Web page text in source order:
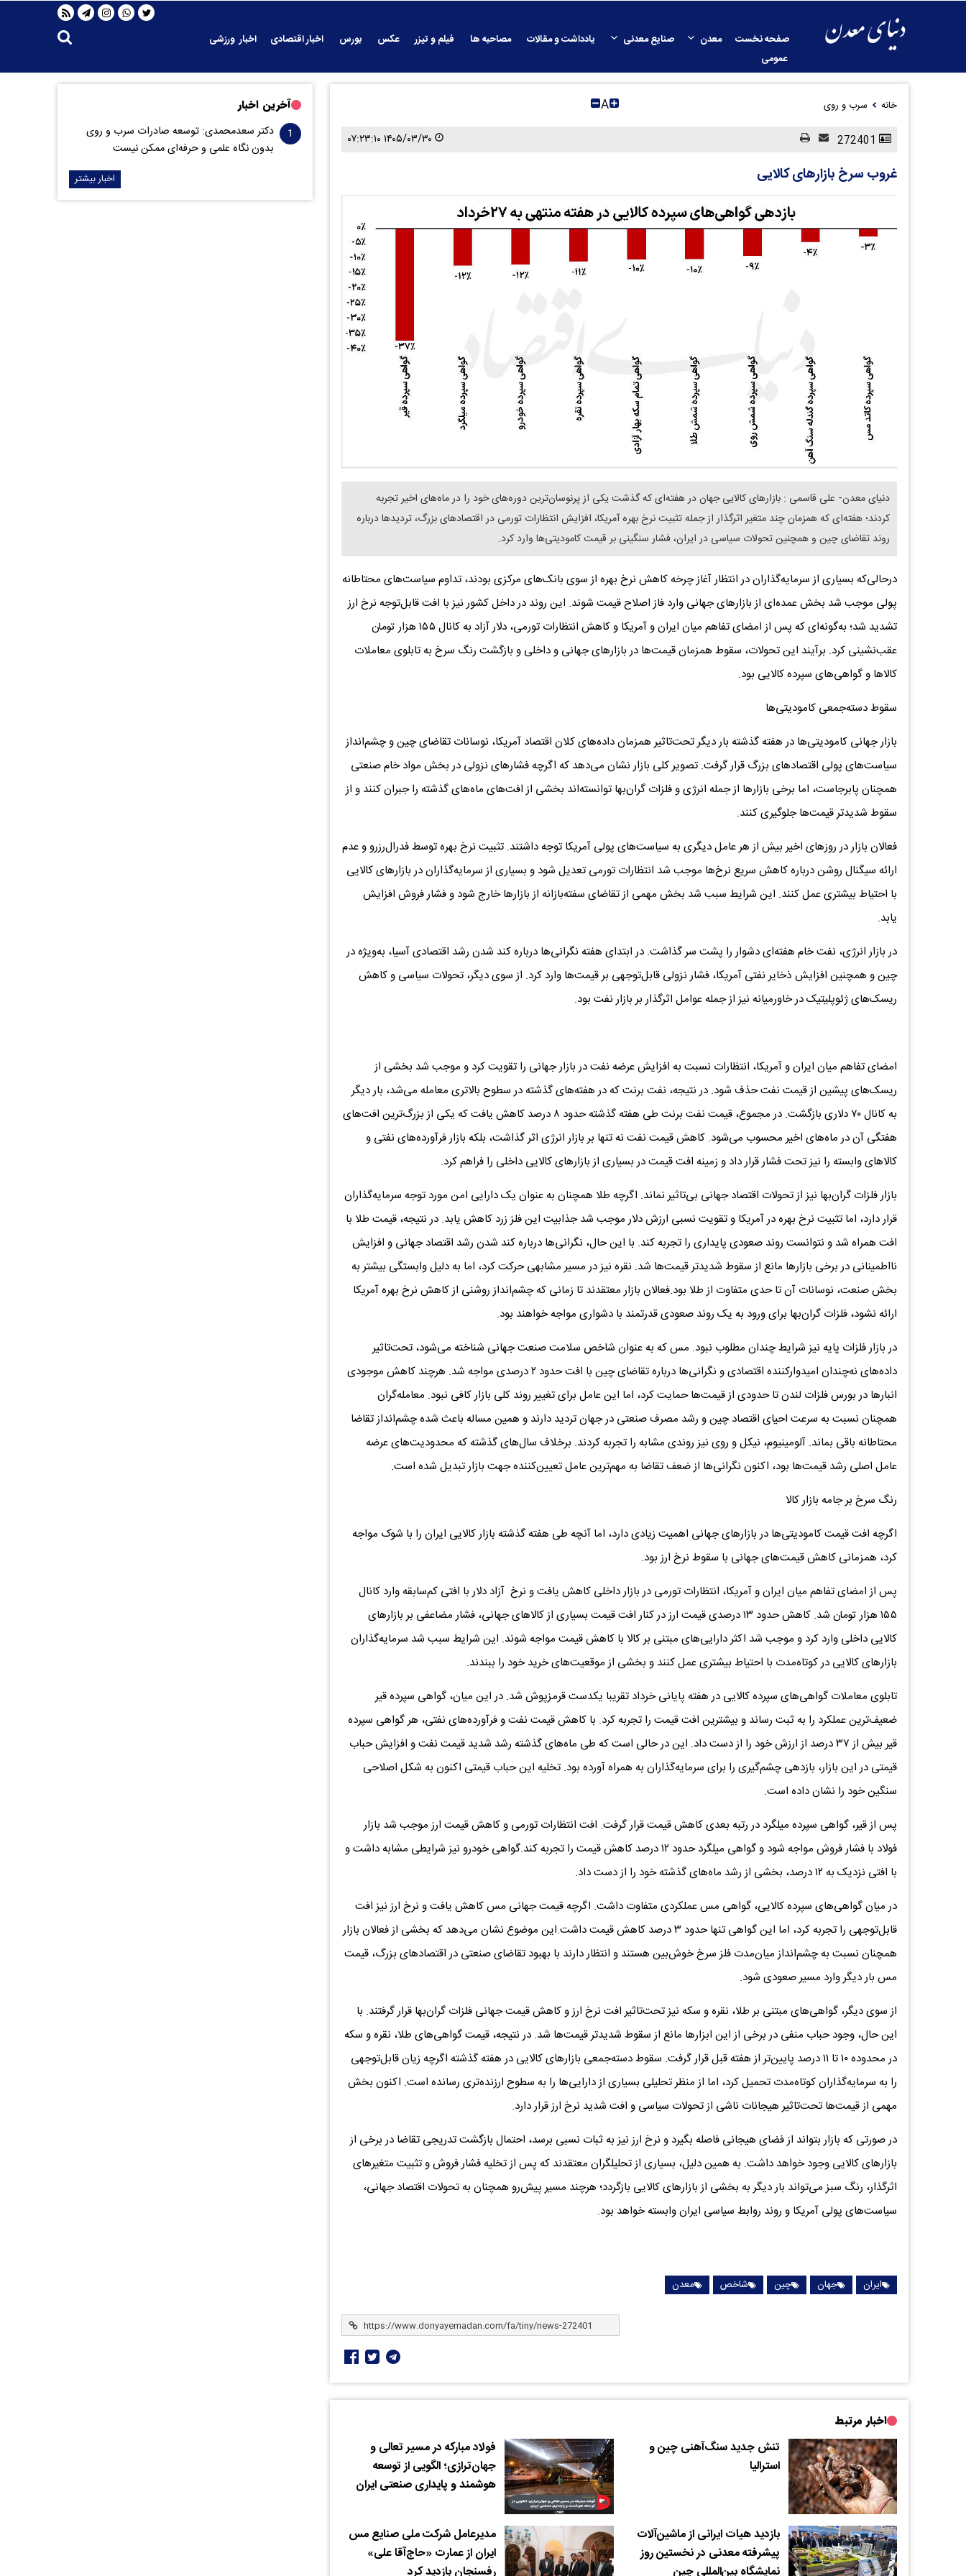
صفحه نخست معدن صنایع معدنی یادداشت و مقالات مصاحبه ها فیلم و تیزر عکس بورس اخبار اقتصادی
اخبار ورزشی
عمومی
خانه سرب و روی A
۱۴۰۵/۰۳/۳۰ ۰۷:۲۳:۱۰
غروب سرخ بازارهای کالایی
دنیای معدن- علی قاسمی : بازارهای کالایی جهان در هفته‌ای که گذشت یکی از پرنوسان‌ترین دوره‌های خود را در ماه‌های اخیر تجربه
کردند؛ هفته‌ای که همزمان چند متغیر اثرگذار از جمله تثبیت نرخ بهره آمریکا، افزایش انتظارات تورمی در اقتصادهای بزرگ، تردیدها درباره
روند تقاضای چین و همچنین تحولات سیاسی در ایران، فشار سنگینی بر قیمت کامودیتی‌ها وارد کرد.
درحالی‌که بسیاری از سرمایه‌گذاران در انتظار آغاز چرخه کاهش نرخ بهره از سوی بانک‌های مرکزی بودند، تداوم سیاست‌های محتاطانه
پولی موجب شد بخش عمده‌ای از بازارهای جهانی وارد فاز اصلاح قیمت شوند. این روند در داخل کشور نیز با افت قابل‌توجه نرخ ارز
تشدید شد؛ به‌گونه‌ای که پس از امضای تفاهم میان ایران و آمریکا و کاهش انتظارات تورمی، دلار آزاد به کانال ۱۵۵ هزار تومان
عقب‌نشینی کرد. برآیند این تحولات، سقوط همزمان قیمت‌ها در بازارهای جهانی و داخلی و بازگشت رنگ سرخ به تابلوی معاملات
کالاها و گواهی‌های سپرده کالایی بود.
سقوط دسته‌جمعی کامودیتی‌ها
بازار جهانی کامودیتی‌ها در هفته گذشته بار دیگر تحت‌تاثیر همزمان داده‌های کلان اقتصاد آمریکا، نوسانات تقاضای چین و چشم‌انداز
سیاست‌های پولی اقتصادهای بزرگ قرار گرفت. تصویر کلی بازار نشان می‌دهد که اگرچه فشارهای نزولی در بخش مواد خام صنعتی
همچنان پابرجاست، اما برخی بازارها از جمله انرژی و فلزات گران‌بها توانسته‌اند بخشی از افت‌های ماه‌های گذشته را جبران کنند و از
سقوط شدیدتر قیمت‌ها جلوگیری کنند.
فعالان بازار در روزهای اخیر بیش از هر عامل دیگری به سیاست‌های پولی آمریکا توجه داشتند. تثبیت نرخ بهره توسط فدرال‌رزرو و عدم
ارائه سیگنال روشن درباره کاهش سریع نرخ‌ها موجب شد انتظارات تورمی تعدیل شود و بسیاری از سرمایه‌گذاران در بازارهای کالایی
با احتیاط بیشتری عمل کنند. این شرایط سبب شد بخش مهمی از تقاضای سفته‌بازانه از بازارها خارج شود و فشار فروش افزایش
یابد.
در بازار انرژی، نفت خام هفته‌ای دشوار را پشت سر گذاشت. در ابتدای هفته نگرانی‌ها درباره کند شدن رشد اقتصادی آسیا، به‌ویژه در
چین و همچنین افزایش ذخایر نفتی آمریکا، فشار نزولی قابل‌توجهی بر قیمت‌ها وارد کرد. از سوی دیگر، تحولات سیاسی و کاهش
ریسک‌های ژئوپلیتیک در خاورمیانه نیز از جمله عوامل اثرگذار بر بازار نفت بود.
امضای تفاهم میان ایران و آمریکا، انتظارات نسبت به افزایش عرضه نفت در بازار جهانی را تقویت کرد و موجب شد بخشی از
ریسک‌های پیشین از قیمت نفت حذف شود. در نتیجه، نفت برنت که در هفته‌های گذشته در سطوح بالاتری معامله می‌شد، بار دیگر
به کانال ۷۰ دلاری بازگشت. در مجموع، قیمت نفت برنت طی هفته گذشته حدود ۸ درصد کاهش یافت که یکی از بزرگ‌ترین افت‌های
هفتگی آن در ماه‌های اخیر محسوب می‌شود. کاهش قیمت نفت نه تنها بر بازار انرژی اثر گذاشت، بلکه بازار فرآورده‌های نفتی و
کالاهای وابسته را نیز تحت فشار قرار داد و زمینه افت قیمت در بسیاری از بازارهای کالایی داخلی را فراهم کرد.
بازار فلزات گران‌بها نیز از تحولات اقتصاد جهانی بی‌تاثیر نماند. اگرچه طلا همچنان به عنوان یک دارایی امن مورد توجه سرمایه‌گذاران
قرار دارد، اما تثبیت نرخ بهره در آمریکا و تقویت نسبی ارزش دلار موجب شد جذابیت این فلز زرد کاهش یابد. در نتیجه، قیمت طلا با
افت همراه شد و نتوانست روند صعودی پایداری را تجربه کند. با این حال، نگرانی‌ها درباره کند شدن رشد اقتصاد جهانی و افزایش
نااطمینانی در برخی بازارها مانع از سقوط شدیدتر قیمت‌ها شد. نقره نیز در مسیر مشابهی حرکت کرد، اما به دلیل وابستگی بیشتر به
بخش صنعت، نوسانات آن تا حدی متفاوت از طلا بود.فعالان بازار معتقدند تا زمانی که چشم‌انداز روشنی از کاهش نرخ بهره آمریکا
ارائه نشود، فلزات گران‌بها برای ورود به یک روند صعودی قدرتمند با دشواری مواجه خواهند بود.
در بازار فلزات پایه نیز شرایط چندان مطلوب نبود. مس که به عنوان شاخص سلامت صنعت جهانی شناخته می‌شود، تحت‌تاثیر
داده‌های نه‌چندان امیدوارکننده اقتصادی و نگرانی‌ها درباره تقاضای چین با افت حدود ۲ درصدی مواجه شد. هرچند کاهش موجودی
انبارها در بورس فلزات لندن تا حدودی از قیمت‌ها حمایت کرد، اما این عامل برای تغییر روند کلی بازار کافی نبود. معامله‌گران
همچنان نسبت به سرعت احیای اقتصاد چین و رشد مصرف صنعتی در جهان تردید دارند و همین مساله باعث شده چشم‌انداز تقاضا
محتاطانه باقی بماند. آلومینیوم، نیکل و روی نیز روندی مشابه را تجربه کردند. برخلاف سال‌های گذشته که محدودیت‌های عرضه
عامل اصلی رشد قیمت‌ها بود، اکنون نگرانی‌ها از ضعف تقاضا به مهم‌ترین عامل تعیین‌کننده جهت بازار تبدیل شده است.
رنگ سرخ بر جامه بازار کالا
اگرچه افت قیمت کامودیتی‌ها در بازارهای جهانی اهمیت زیادی دارد، اما آنچه طی هفته گذشته بازار کالایی ایران را با شوک مواجه
کرد، همزمانی کاهش قیمت‌های جهانی با سقوط نرخ ارز بود.
پس از امضای تفاهم میان ایران و آمریکا، انتظارات تورمی در بازار داخلی کاهش یافت و نرخ آزاد دلار با افتی کم‌سابقه وارد کانال
۱۵۵ هزار تومان شد. کاهش حدود ۱۳ درصدی قیمت ارز در کنار افت قیمت بسیاری از کالاهای جهانی، فشار مضاعفی بر بازارهای
کالایی داخلی وارد کرد و موجب شد اکثر دارایی‌های مبتنی بر کالا با کاهش قیمت مواجه شوند. این شرایط سبب شد سرمایه‌گذاران
بازارهای کالایی در کوتاه‌مدت با احتیاط بیشتری عمل کنند و بخشی از موقعیت‌های خرید خود را ببندند.
تابلوی معاملات گواهی‌های سپرده کالایی در هفته پایانی خرداد تقریبا یکدست قرمزپوش شد. در این میان، گواهی سپرده قیر
ضعیف‌ترین عملکرد را به ثبت رساند و بیشترین افت قیمت را تجربه کرد. با کاهش قیمت نفت و فرآورده‌های نفتی، هر گواهی سپرده
قیر بیش از ۳۷ درصد از ارزش خود را از دست داد. این در حالی است که طی ماه‌های گذشته رشد شدید قیمت نفت و افزایش حباب
قیمتی در این بازار، بازدهی چشم‌گیری را برای سرمایه‌گذاران به همراه آورده بود. تخلیه این حباب قیمتی اکنون به شکل اصلاحی
سنگین خود را نشان داده است.
پس از قیر، گواهی سپرده میلگرد در رتبه بعدی کاهش قیمت قرار گرفت. افت انتظارات تورمی و کاهش قیمت ارز موجب شد بازار
فولاد با فشار فروش مواجه شود و گواهی میلگرد حدود ۱۲ درصد کاهش قیمت را تجربه کند.گواهی خودرو نیز شرایطی مشابه داشت و
با افتی نزدیک به ۱۲ درصد، بخشی از رشد ماه‌های گذشته خود را از دست داد.
در میان گواهی‌های سپرده کالایی، گواهی مس عملکردی متفاوت داشت. اگرچه قیمت جهانی مس کاهش یافت و نرخ ارز نیز افت
قابل‌توجهی را تجربه کرد، اما این گواهی تنها حدود ۳ درصد کاهش قیمت داشت.این موضوع نشان می‌دهد که بخشی از فعالان بازار
همچنان نسبت به چشم‌انداز میان‌مدت فلز سرخ خوش‌بین هستند و انتظار دارند با بهبود تقاضای صنعتی در اقتصادهای بزرگ، قیمت
مس بار دیگر وارد مسیر صعودی شود.
از سوی دیگر، گواهی‌های مبتنی بر طلا، نقره و سکه نیز تحت‌تاثیر افت نرخ ارز و کاهش قیمت جهانی فلزات گران‌بها قرار گرفتند. با
این حال، وجود حباب منفی در برخی از این ابزارها مانع از سقوط شدیدتر قیمت‌ها شد. در نتیجه، قیمت گواهی‌های طلا، نقره و سکه
در محدوده ۱۰ تا ۱۱ درصد پایین‌تر از هفته قبل قرار گرفت. سقوط دسته‌جمعی بازارهای کالایی در هفته گذشته اگرچه زیان قابل‌توجهی
را به سرمایه‌گذاران کوتاه‌مدت تحمیل کرد، اما از منظر تحلیلی بسیاری از دارایی‌ها را به سطوح ارزنده‌تری رسانده است. اکنون بخش
مهمی از قیمت‌ها تحت‌تاثیر هیجانات ناشی از تحولات سیاسی و افت شدید نرخ ارز قرار دارد.
در صورتی که بازار بتواند از فضای هیجانی فاصله بگیرد و نرخ ارز نیز به ثبات نسبی برسد، احتمال بازگشت تدریجی تقاضا در برخی از
بازارهای کالایی وجود خواهد داشت. به همین دلیل، بسیاری از تحلیلگران معتقدند که پس از تخلیه فشار فروش و تثبیت متغیرهای
اثرگذار، رنگ سبز می‌تواند بار دیگر به بخشی از بازارهای کالایی بازگردد؛ هرچند مسیر پیش‌رو همچنان به تحولات اقتصاد جهانی،
سیاست‌های پولی آمریکا و روند روابط سیاسی ایران وابسته خواهد بود.
ایران جهان چین شاخص معدن
اخبار مرتبط
تنش جدید سنگ‌آهنی چین و
استرالیا
فولاد مبارکه در مسیر تعالی و
جهان‌ترازی؛ الگویی از توسعه
هوشمند و پایداری صنعتی ایران
بازدید هیات ایرانی از ماشین‌آلات
پیشرفته معدنی در نخستین روز
مدیرعامل شرکت ملی صنایع مس
ایران از عمارت «حاج‌آقا علی»
آخرین اخبار
دکتر سعدمحمدی: توسعه صادرات سرب و روی
بدون نگاه علمی و حرفه‌ای ممکن نیست
اخبار بیشتر